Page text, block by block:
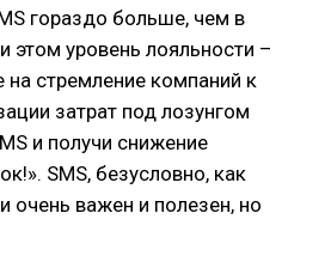
гораздо больше, чем в
этом уровень лояльности –
стремление компаний к
затрат под лозунгом
и получи снижение
SMS, безусловно, как
очень важен и полезен, но